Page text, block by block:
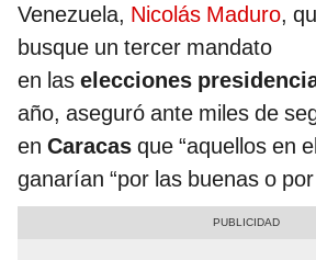
Venezuela, Nicolás Maduro,
busque un tercer mandato
en las elecciones
año, aseguró ante miles de
en Caracas que “aquellos en
ganarían “por las buenas o